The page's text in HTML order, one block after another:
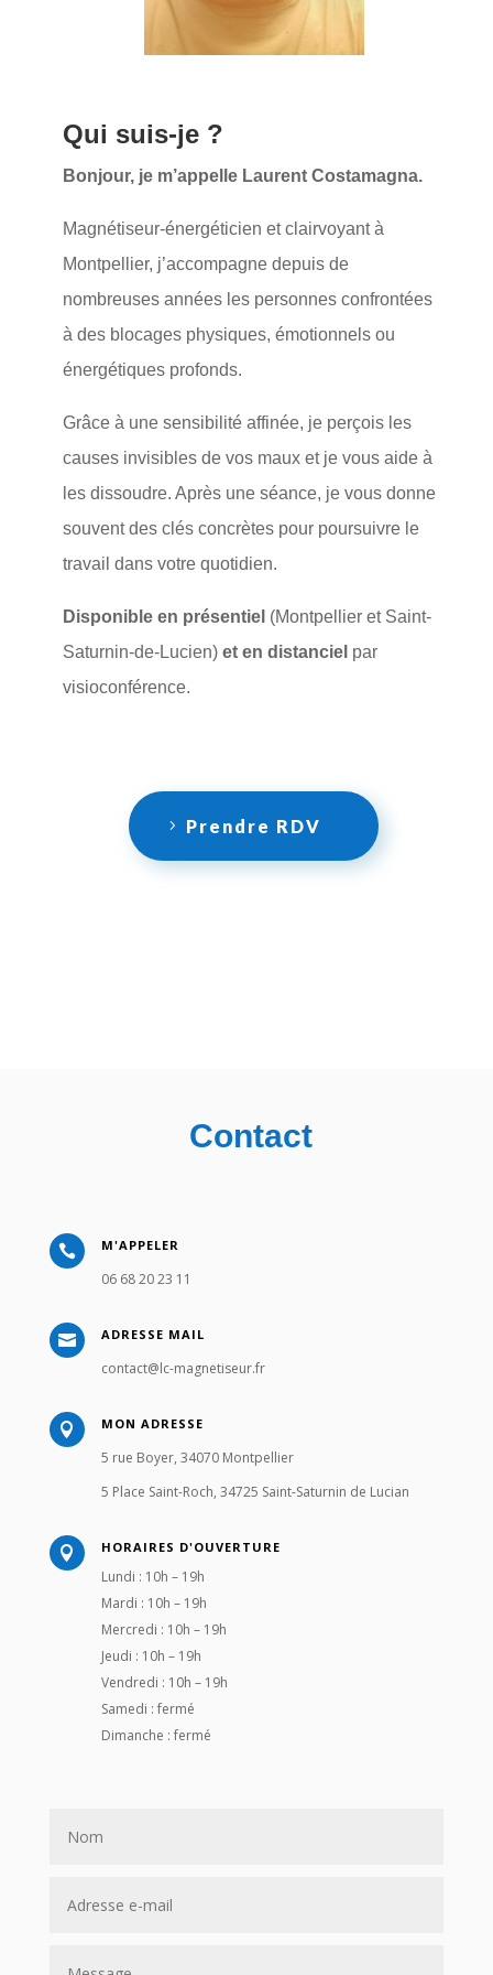
Qui suis-je ?
Bonjour, je m’appelle Laurent Costamagna.
Magnétiseur-énergéticien et clairvoyant à
Montpellier, j’accompagne depuis de
nombreuses années les personnes confrontées
à des blocages physiques, émotionnels ou
énergétiques profonds.
Grâce à une sensibilité affinée, je perçois les
causes invisibles de vos maux et je vous aide à
les dissoudre. Après une séance, je vous donne
souvent des clés concrètes pour poursuivre le
travail dans votre quotidien.
Disponible en présentiel (Montpellier et Saint-
Saturnin-de-Lucien) et en distanciel par
visioconférence.
Prendre RDV
Contact
 M'APPELER
06 68 20 23 11
 ADRESSE MAIL
contact@lc-magnetiseur.fr
 MON ADRESSE
5 rue Boyer, 34070 Montpellier
5 Place Saint-Roch, 34725 Saint-Saturnin de Lucian
 HORAIRES D'OUVERTURE
Lundi : 10h – 19h
Mardi : 10h – 19h
Mercredi : 10h – 19h
Jeudi : 10h – 19h
Vendredi : 10h – 19h
Samedi : fermé
Dimanche : fermé